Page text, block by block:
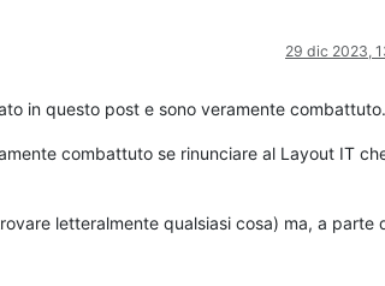
29 dic 2023,
in questo post e sono veramente combattuto.
combattuto se rinunciare al Layout IT
letteralmente qualsiasi cosa) ma, a parte